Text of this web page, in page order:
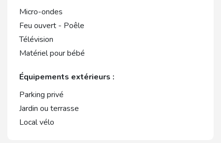
Micro-ondes
Feu ouvert - Poêle
Télévision
Matériel pour bébé
Équipements extérieurs :
Parking privé
Jardin ou terrasse
Local vélo